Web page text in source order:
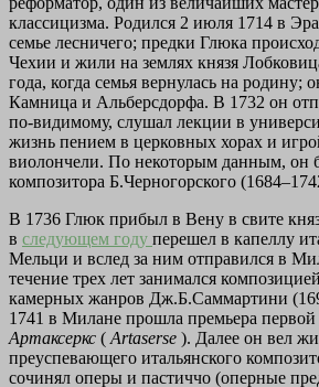
классицизма. Родился 2 июля 1714 в
семье лесничего; предки Глюка
Чехии и жили на землях князя
года, когда семья вернулась на родину;
Камница и Альберсдорфа. В 1732 он
по-видимому, слушал лекции в
жизнь пением в церковных хорах и
виолончели. По некоторым данным, он
композитора Б.Черногорского
В 1736 Глюк прибыл в Вену в свите
в следующем году перешел в капеллу
Мельци и вслед за ним отправился в
течение трех лет занимался
камерных жанров Дж.Б.Саммартини
1741 в Милане прошла премьера
Артаксеркс ( Artaserse ). Далее он вел
преуспевающего итальянского
сочинял оперы и пастиччо (оперные